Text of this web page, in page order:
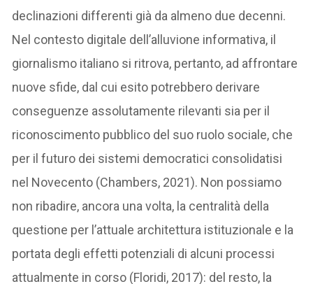
declinazioni differenti già da almeno due decenni.
Nel contesto digitale dell’alluvione informativa, il
giornalismo italiano si ritrova, pertanto, ad affrontare
nuove sfide, dal cui esito potrebbero derivare
conseguenze assolutamente rilevanti sia per il
riconoscimento pubblico del suo ruolo sociale, che
per il futuro dei sistemi democratici consolidatisi
nel Novecento (Chambers, 2021). Non possiamo
non ribadire, ancora una volta, la centralità della
questione per l’attuale architettura istituzionale e la
portata degli effetti potenziali di alcuni processi
attualmente in corso (Floridi, 2017): del resto, la